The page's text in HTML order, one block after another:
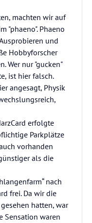
machten wir auf
"phaeno". Phaeno
und
Hobbyforscher
Wer nur "gucken"
ist hier falsch.
angesagt, Physik
erfolgte
Parkplätze
vorhanden
als die
nach
frei. Da wir die
hatten, war
Sensation waren